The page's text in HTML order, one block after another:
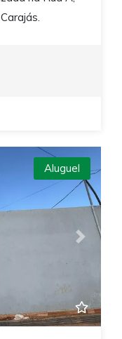
Next
Aluguel